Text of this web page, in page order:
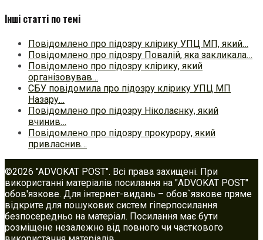
Інші статті по темі
Повідомлено про підозру клірику УПЦ МП, який…
Повідомлено про підозру Повалій, яка закликала…
Повідомлено про підозру клірику, який
організовував…
СБУ повідомила про підозру клірику УПЦ МП
Назару…
Повідомлено про підозру Ніколаєнку, який
вчинив…
Повідомлено про підозру прокурору, який
привласнив…
©2026 "ADVOKAT POST". Всі права захищені. При
використанні матеріалів посилання на "ADVOKAT POST"
обов'язкове. Для інтернет-видань – обов`язкове пряме
відкрите для пошукових систем гіперпосилання
безпосередньо на матеріал. Посилання має бути
розміщене незалежно від повного чи часткового